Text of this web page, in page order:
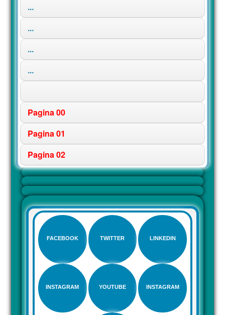
...
...
...
...
Pagina 00
Pagina 01
Pagina 02
FACEBOOK TWITTER LINKEDIN
INSTAGRAM YOUTUBE INSTAGRAM